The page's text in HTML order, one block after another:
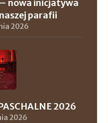
nowa inicjatywa
parafii
2026
2026
2026